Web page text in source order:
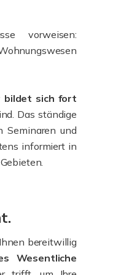
vorweisen:
bildet sich fort
Das ständige
Seminaren und
informiert in
bereitwillig
Wesentliche